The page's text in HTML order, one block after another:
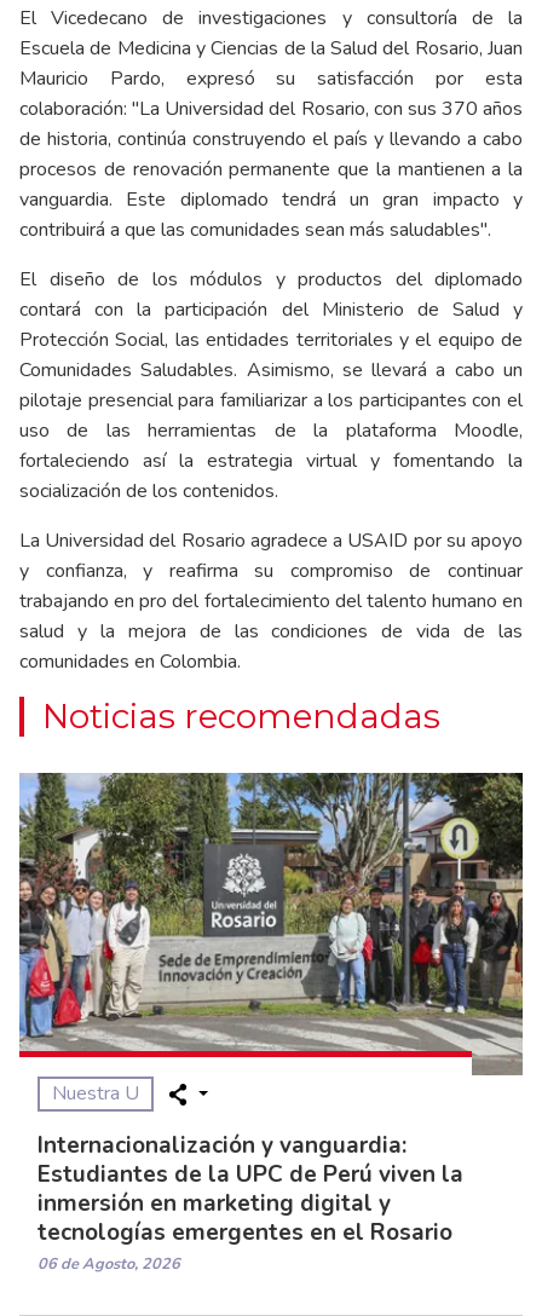
El Vicedecano de investigaciones y consultoría de la
Escuela de Medicina y Ciencias de la Salud del Rosario, Juan
Mauricio Pardo, expresó su satisfacción por esta
colaboración: "La Universidad del Rosario, con sus 370 años
de historia, continúa construyendo el país y llevando a cabo
procesos de renovación permanente que la mantienen a la
vanguardia. Este diplomado tendrá un gran impacto y
contribuirá a que las comunidades sean más saludables".
El diseño de los módulos y productos del diplomado
contará con la participación del Ministerio de Salud y
Protección Social, las entidades territoriales y el equipo de
Comunidades Saludables. Asimismo, se llevará a cabo un
pilotaje presencial para familiarizar a los participantes con el
uso de las herramientas de la plataforma Moodle,
fortaleciendo así la estrategia virtual y fomentando la
socialización de los contenidos.
La Universidad del Rosario agradece a USAID por su apoyo
y confianza, y reafirma su compromiso de continuar
trabajando en pro del fortalecimiento del talento humano en
salud y la mejora de las condiciones de vida de las
comunidades en Colombia.
Noticias recomendadas
Nuestra U
Internacionalización y vanguardia:
Estudiantes de la UPC de Perú viven la
inmersión en marketing digital y
tecnologías emergentes en el Rosario
06 de Agosto, 2026